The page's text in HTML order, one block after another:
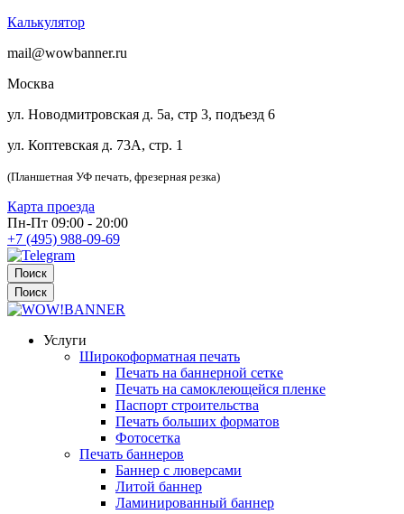
Калькулятор
mail@wowbanner.ru
Москва
ул. Новодмитровская д. 5а, стр 3, подъезд 6
ул. Коптевская д. 73А, стр. 1
(Планшетная УФ печать, фрезерная резка)
Карта проезда
Пн-Пт 09:00 - 20:00
+7 (495) 988-09-69
Поиск
Поиск
Услуги
Широкоформатная печать
Печать на баннерной сетке
Печать на самоклеющейся пленке
Паспорт строительства
Печать больших форматов
Фотосетка
Печать баннеров
Баннер с люверсами
Литой баннер
Ламинированный баннер